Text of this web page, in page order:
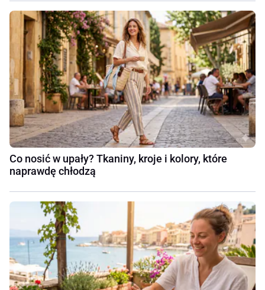
Co nosić w upały? Tkaniny, kroje i kolory, które
naprawdę chłodzą